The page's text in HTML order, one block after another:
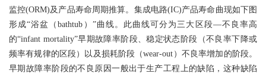
监控(ORM)及产品寿命周期推算。集成电路(IC)产品寿命曲现如下图
形成“浴盆（bathtub）”曲线。此曲线可分为三大区段—不良率高
的“infant mortality”早期故障率阶段、稳定状态阶段（不良率下降或
频率有规律的区段）以及损耗阶段（wear-out）不良率增加的阶段。
早期故障率阶段的不良原因一般出于生产工程上的缺陷，这种缺陷